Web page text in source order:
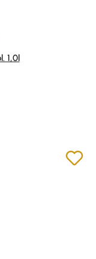
5 Sternen
1,0l